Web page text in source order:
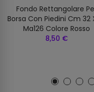
Fondo Rettangolare
Borsa Con Piedini Cm 32
Ma126 Colore Rosso
8,50 €